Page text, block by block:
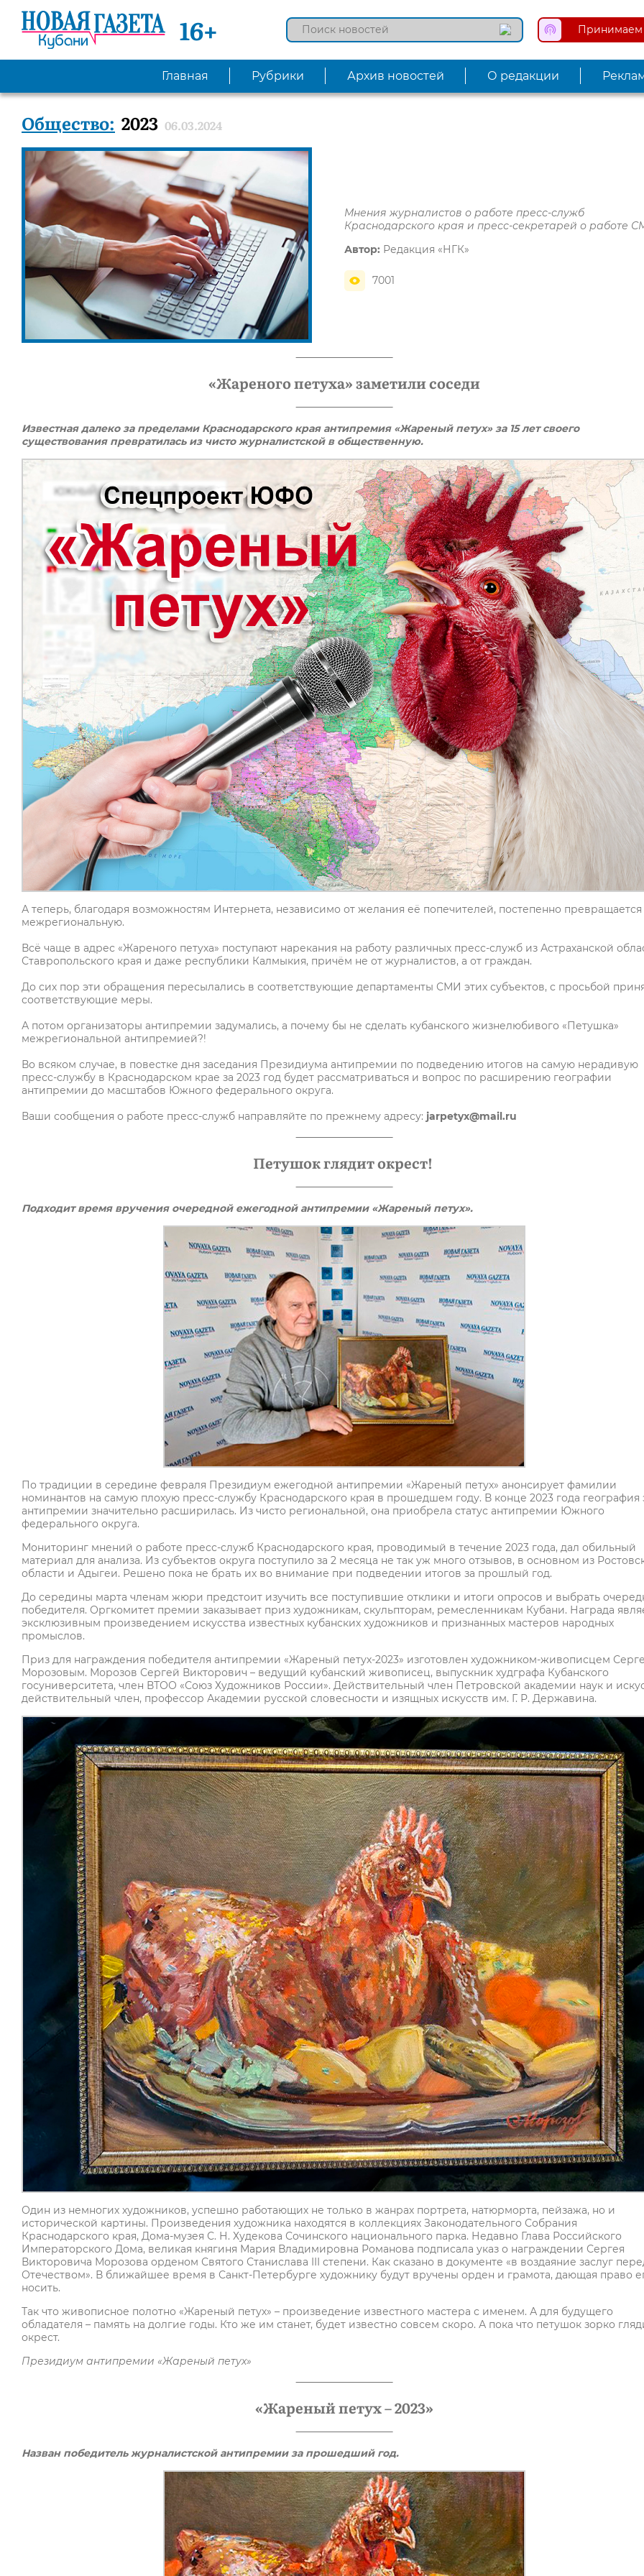
16+ Принимаем
Главная Рубрики Архив новостей О редакции
Общество: 2023 06.03.2024
Мнения журналистов о работе пресс-служб
Краснодарского края и пресс-секретарей о работе
Автор: Редакция «НГК»
7001
«Жареного петуха» заметили соседи
Известная далеко за пределами Краснодарского края антипремия «Жареный петух» за 15 лет своего
существования превратилась из чисто журналистской в общественную.
А теперь, благодаря возможностям Интернета, независимо от желания её попечителей, постепенно превращается
межрегиональную.
Всё чаще в адрес «Жареного петуха» поступают нарекания на работу различных пресс-служб из Астраханской
Ставропольского края и даже республики Калмыкия, причём не от журналистов, а от граждан.
До сих пор эти обращения пересылались в соответствующие департаменты СМИ этих субъектов, с просьбой
соответствующие меры.
А потом организаторы антипремии задумались, а почему бы не сделать кубанского жизнелюбивого «Петушка»
межрегиональной антипремией?!
Во всяком случае, в повестке дня заседания Президиума антипремии по подведению итогов на самую нерадивую
пресс-службу в Краснодарском крае за 2023 год будет рассматриваться и вопрос по расширению географии
антипремии до масштабов Южного федерального округа.
Ваши сообщения о работе пресс-служб направляйте по прежнему адресу: jarpetyx@mail.ru
Петушок глядит окрест!
Подходит время вручения очередной ежегодной антипремии «Жареный петух».
По традиции в середине февраля Президиум ежегодной антипремии «Жареный петух» анонсирует фамилии
номинантов на самую плохую пресс-службу Краснодарского края в прошедшем году. В конце 2023 года география
антипремии значительно расширилась. Из чисто региональной, она приобрела статус антипремии Южного
федерального округа.
Мониторинг мнений о работе пресс-служб Краснодарского края, проводимый в течение 2023 года, дал обильный
материал для анализа. Из субъектов округа поступило за 2 месяца не так уж много отзывов, в основном из
области и Адыгеи. Решено пока не брать их во внимание при подведении итогов за прошлый год.
До середины марта членам жюри предстоит изучить все поступившие отклики и итоги опросов и выбрать
победителя. Оргкомитет премии заказывает приз художникам, скульпторам, ремесленникам Кубани. Награда
эксклюзивным произведением искусства известных кубанских художников и признанных мастеров народных
промыслов.
Приз для награждения победителя антипремии «Жареный петух-2023» изготовлен художником-живописцем
Морозовым. Морозов Сергей Викторович – ведущий кубанский живописец, выпускник худграфа Кубанского
госуниверситета, член ВТОО «Союз Художников России». Действительный член Петровской академии наук и
действительный член, профессор Академии русской словесности и изящных искусств им. Г. Р. Державина.
Один из немногих художников, успешно работающих не только в жанрах портрета, натюрморта, пейзажа, но и
исторической картины. Произведения художника находятся в коллекциях Законодательного Собрания
Краснодарского края, Дома-музея С. Н. Худекова Сочинского национального парка. Недавно Глава Российского
Императорского Дома, великая княгиня Мария Владимировна Романова подписала указ о награждении Сергея
Викторовича Морозова орденом Святого Станислава III степени. Как сказано в документе «в воздаяние заслуг
Отечеством». В ближайшее время в Санкт-Петербурге художнику будут вручены орден и грамота, дающая право
носить.
Так что живописное полотно «Жареный петух» – произведение известного мастера с именем. А для будущего
обладателя – память на долгие годы. Кто же им станет, будет известно совсем скоро. А пока что петушок зорко
окрест.
Президиум антипремии «Жареный петух»
«Жареный петух – 2023»
Назван победитель журналистской антипремии за прошедший год.